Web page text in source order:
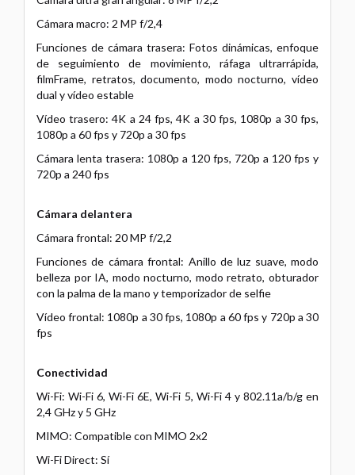
Cámara macro: 2 MP f/2,4
Funciones de cámara trasera: Fotos dinámicas, enfoque
de seguimiento de movimiento, ráfaga ultrarrápida,
filmFrame, retratos, documento, modo nocturno, vídeo
dual y vídeo estable
Vídeo trasero: 4K a 24 fps, 4K a 30 fps, 1080p a 30 fps,
1080p a 60 fps y 720p a 30 fps
Cámara lenta trasera: 1080p a 120 fps, 720p a 120 fps y
720p a 240 fps
Cámara delantera
Cámara frontal: 20 MP f/2,2
Funciones de cámara frontal: Anillo de luz suave, modo
belleza por IA, modo nocturno, modo retrato, obturador
con la palma de la mano y temporizador de selfie
Vídeo frontal: 1080p a 30 fps, 1080p a 60 fps y 720p a 30
fps
Conectividad
Wi-Fi: Wi-Fi 6, Wi-Fi 6E, Wi-Fi 5, Wi-Fi 4 y 802.11a/b/g en
2,4 GHz y 5 GHz
MIMO: Compatible con MIMO 2x2
Wi-Fi Direct: Sí